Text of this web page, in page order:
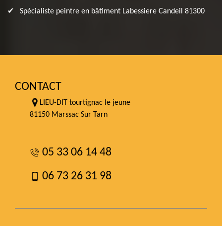
Spécialiste peintre en bâtiment Labessiere Candeil 81300
CONTACT
LIEU-DIT tourtignac le jeune
81150 Marssac Sur Tarn
05 33 06 14 48
06 73 26 31 98